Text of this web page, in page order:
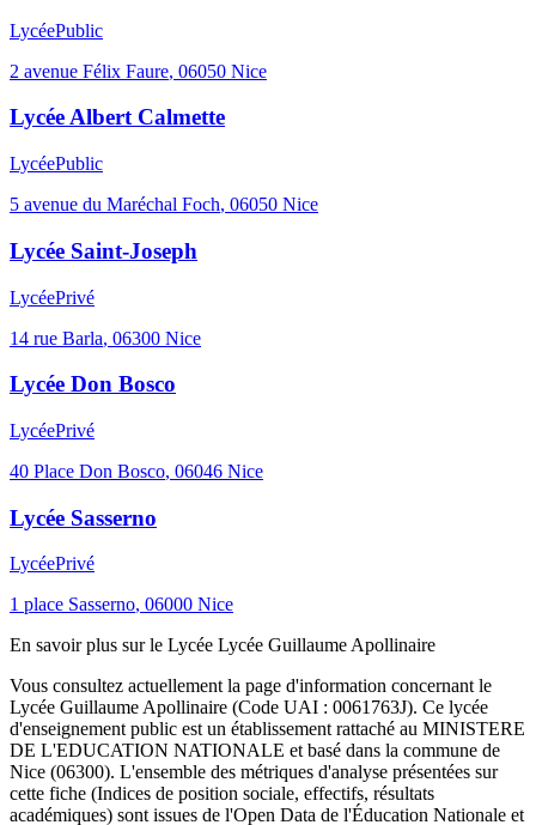
LycéePublic
2 avenue Félix Faure, 06050 Nice
Lycée Albert Calmette
LycéePublic
5 avenue du Maréchal Foch, 06050 Nice
Lycée Saint-Joseph
LycéePrivé
14 rue Barla, 06300 Nice
Lycée Don Bosco
LycéePrivé
40 Place Don Bosco, 06046 Nice
Lycée Sasserno
LycéePrivé
1 place Sasserno, 06000 Nice
En savoir plus sur le Lycée Lycée Guillaume Apollinaire
Vous consultez actuellement la page d'information concernant le
Lycée Guillaume Apollinaire (Code UAI : 0061763J). Ce lycée
d'enseignement public est un établissement rattaché au MINISTERE
DE L'EDUCATION NATIONALE et basé dans la commune de
Nice (06300). L'ensemble des métriques d'analyse présentées sur
cette fiche (Indices de position sociale, effectifs, résultats
académiques) sont issues de l'Open Data de l'Éducation Nationale et